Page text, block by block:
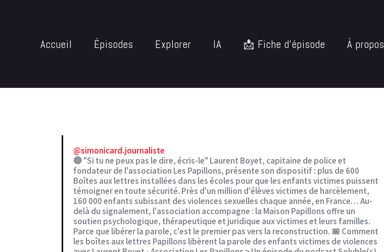
Accueil Épisodes Explorer IA 📩 Fiche d’épisode À propos
@simonicard.journaliste
🔴 "Si tu ne peux pas le dire, écris-le" Laurent Boyet, capitaine de police et
fondateur de l'association Les Papillons, présente son dispositif : plus de 600
Boîtes aux lettres installées dans les écoles pour que les enfants victimes puissent
témoigner en toute sécurité. Près d'un million d'élèves victimes de harcèlement,
160 000 enfants subissant des violences sexuelles chaque année, en France… Au-
delà du signalement, l'association accompagne : la Maison Papillons offre un
soutien psychologique, thérapeutique et juridique aux victimes et leurs familles.
Parce que libérer la parole, c'est le premier pas vers la reconstruction. 📅 Comment
les boîtes aux lettres Papillons libèrent la parole des enfants victimes de violences